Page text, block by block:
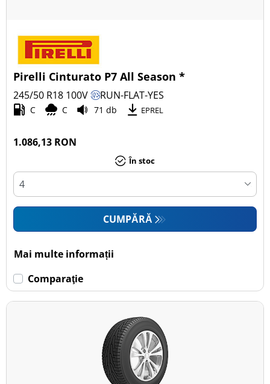
Pirelli Cinturato P7 All Season *
245/50 R18 100V RUN-FLAT-YES
C C 71 db EPREL
1.086,13 RON
În stoc
CUMPĂRĂ
Mai multe informații
Comparaţie